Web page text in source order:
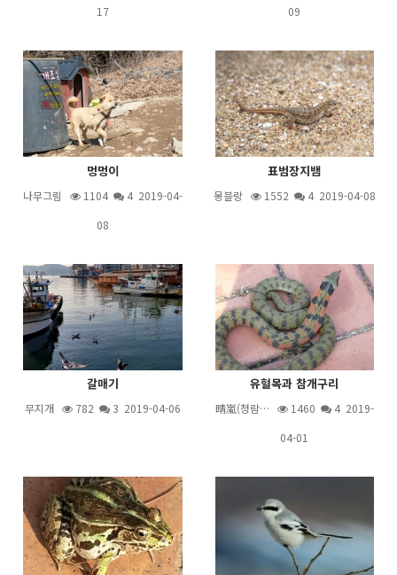
17 09
멍멍이
나무그림 1104 42019-04-
08
표범장지뱀
몽블랑 1552 42019-04-08
갈매기
무지개 782 3 2019-04-06
유혈목과 참개구리
晴嵐(청람… 1460 42019-
04-01